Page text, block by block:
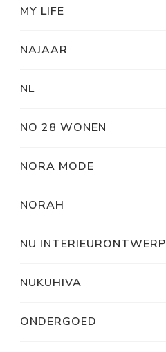
MY LIFE
NAJAAR
NL
NO 28 WONEN
NORA MODE
NORAH
NU INTERIEURONTWERP
NUKUHIVA
ONDERGOED